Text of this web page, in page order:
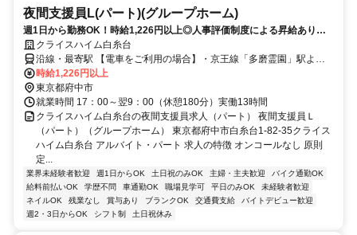
夜間支援員L(パート)(グループホーム)
週1日から勤務OK！時給1,226円以上◎人事評価制度による昇給あり！
服装・髪色・ネイル自由（規定あり）♪働きやすい環境づくりを進めてい
ます！
クライスハイム白糸台
沿線・最寄駅 【電車をご利用の場合】・京王線「多磨霊園」駅より
徒歩約6分・京王線「武蔵野台」駅より徒歩約10分・西武多摩湖線
「白糸台」駅より徒歩約9分
時給1,226円以上
東京都府中市
就業時間 17：00～翌9：00（休憩180分）実働13時間
クライスハイム白糸台の夜間支援員求人（パート） 夜間支援員Ｌ
（パート）（グループホーム） 東京都府中市白糸台1-82-35クライス
ハイム白糸台 アルバイト・パート 求人の特徴 オンコールなし 原則
定...
業界未経験者歓迎 週1日からOK 土日祝のみOK 主婦・主夫歓迎
バイク通勤OK
給料前払いOK
学歴不問 車通勤OK 職場見学可 平日のみOK
未経験者歓迎
ネイルOK
残業なし 賞与あり ブランクOK 交通費支給
バイトデビュー歓迎
週2・3日からOK
シフト制 土日祝休み